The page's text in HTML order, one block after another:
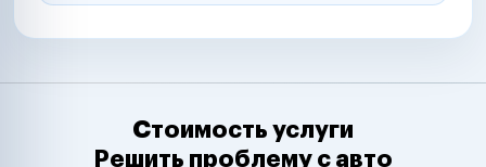
Стоимость услуги
Решить проблему с авто